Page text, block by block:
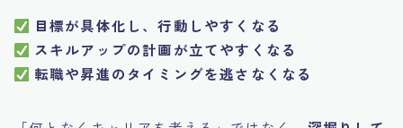
目標が具体化し、行動しやすくなる
スキルアップの計画が立てやすくなる
転職や昇進のタイミングを逃さなくなる